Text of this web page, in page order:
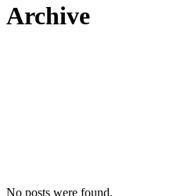
Archive
No posts were found.